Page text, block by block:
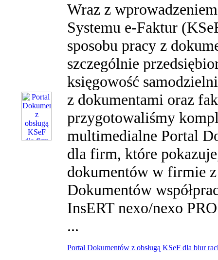
Wraz z
Systemu e-Faktur
sposobu pracy z
szczególnie
księgowość
z dokumentami oraz
przygotowaliśmy
multimedialne Portal
dla firm, które
dokumentów w firmie
Dokumentów
InsERT nexo/nexo
...
Portal Dokumentów z obsługą KSeF dla biur